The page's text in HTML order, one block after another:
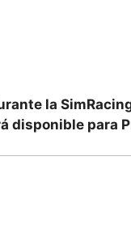
la
disponible para